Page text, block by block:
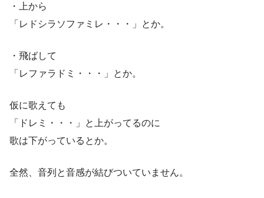
・上から
「レドシラソファミレ・・・」とか。
・飛ばして
「レファラドミ・・・」とか。
仮に歌えても
「ドレミ・・・」と上がってるのに
歌は下がっているとか。
全然、音列と音感が結びついていません。